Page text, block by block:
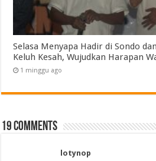
Selasa Menyapa Hadir di Sondo
Keluh Kesah, Wujudkan Harapan
1 minggu ago
19 comments
lotynop